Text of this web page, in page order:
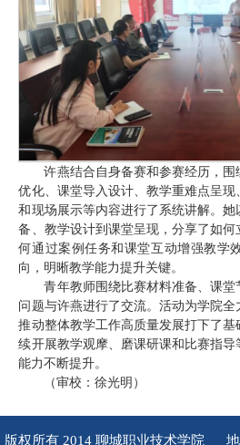
许燕结合自身备赛和参赛经历，
优化、课堂导入设计、教学重难点呈
和现场展示等内容进行了系统讲解。
备、教学设计到课堂呈现，分享了如
何通过案例任务和课堂互动增强教学
向，明晰教学能力提升关键。
青年教师围绕比赛材料准备、课
问题与许燕进行了交流。活动为学院全
推动整体教学工作高质量发展打下了
续开展教学观摩、磨课研课和比赛指
能力不断提升。
（审校：徐光明）
版权所有 2014 聊城职业技术学院 地